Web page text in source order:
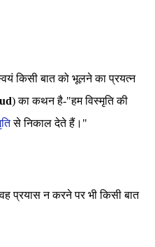
किसी बात को भूलने का प्रयत्न
) का कथन है-"हम विस्मृति की
से निकाल देते हैं।"
प्रयास न करने पर भी किसी बात